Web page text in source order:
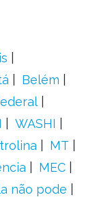
Belém
WASHI
MT
MEC
não pode